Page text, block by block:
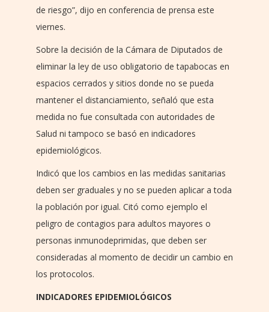
de riesgo”, dijo en conferencia de prensa este
viernes.
Sobre la decisión de la Cámara de Diputados de
eliminar la ley de uso obligatorio de tapabocas en
espacios cerrados y sitios donde no se pueda
mantener el distanciamiento, señaló que esta
medida no fue consultada con autoridades de
Salud ni tampoco se basó en indicadores
epidemiológicos.
Indicó que los cambios en las medidas sanitarias
deben ser graduales y no se pueden aplicar a toda
la población por igual. Citó como ejemplo el
peligro de contagios para adultos mayores o
personas inmunodeprimidas, que deben ser
consideradas al momento de decidir un cambio en
los protocolos.
INDICADORES EPIDEMIOLÓGICOS